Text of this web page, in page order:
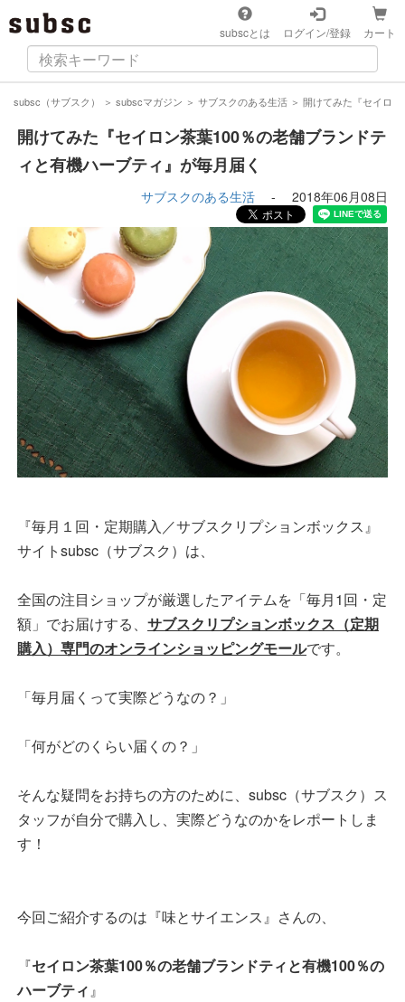
subscとは ログイン/登録 カート
subsc（サブスク） ＞ subscマガジン ＞ サブスクのある生活 ＞ 開けてみた『セイロ
開けてみた『セイロン茶葉100％の老舗ブランドテ
ィと有機ハーブティ』が毎月届く
サブスクのある生活 - 2018年06月08日
『毎月１回・定期購入／サブスクリプションボックス』
サイトsubsc（サブスク）は、
全国の注目ショップが厳選したアイテムを「毎月1回・定
額」でお届けする、 サブスクリプションボックス（定期
購入）専門のオンラインショッピングモールです。
「毎月届くって実際どうなの？」
「何がどのくらい届くの？」
そんな疑問をお持ちの方のために、subsc（サブスク）ス
タッフが自分で購入し、実際どうなのかをレポートしま
す！
今回ご紹介するのは『味とサイエンス』さんの、
『セイロン茶葉100％の老舗ブランドティと有機100％の
ハーブティ』